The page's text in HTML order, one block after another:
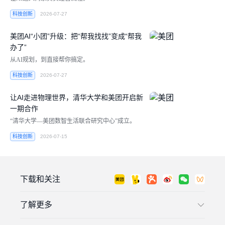
科技创新 2026-07-27
美团AI“小团”升级：把“帮我找找”变成“帮我
办了”
从AI规划，到直接帮你搞定。
科技创新 2026-07-27
让AI走进物理世界，清华大学和美团开启新
一期合作
“清华大学—美团数智生活联合研究中心”成立。
科技创新 2026-07-15
了解更多
下载和关注